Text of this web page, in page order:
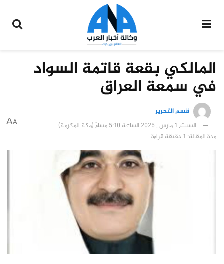
المالكي بقعة قاتمة السواد
في سمعة العراق
قسم التحرير
السبت, 1 مارس , 2025 الساعة 5:10 مساءً (مكة المكرمة)
مدة المقالة: 1 دقيقة قراءة
A
A